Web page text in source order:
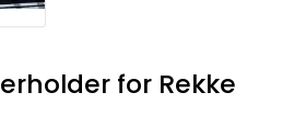
for Rekke